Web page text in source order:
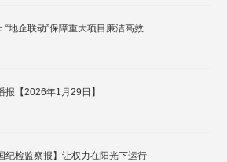
“地企联动”保障重大项目廉洁高效
报【2026年1月29日】
纪检监察报】让权力在阳光下运行